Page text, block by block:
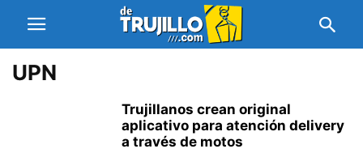
UPN
Trujillanos crean original
aplicativo para atención delivery
a través de motos